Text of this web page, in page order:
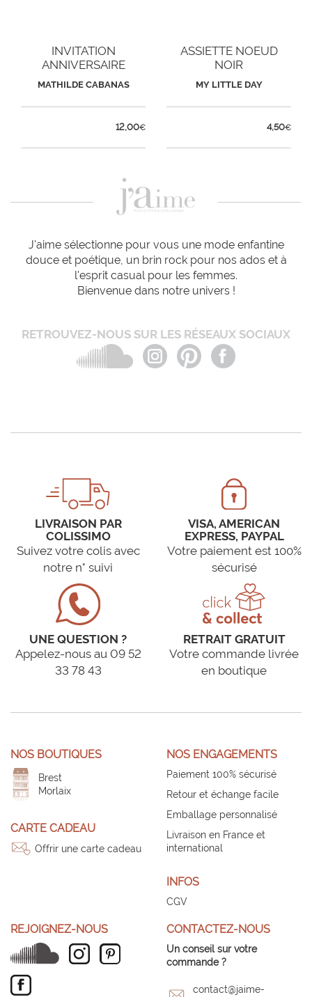
INVITATION
ANNIVERSAIRE
PIRATE X 6
MATHILDE CABANAS
12,00€
ASSIETTE NOEUD
NOIR
MY LITTLE DAY
4,50€
J'aime sélectionne pour vous une mode enfantine
douce et poétique, un brin rock pour nos ados et à
l'esprit casual pour les femmes.
Bienvenue dans notre univers !
RETROUVEZ-NOUS SUR LES RÉSEAUX SOCIAUX
LIVRAISON PAR
COLISSIMO
Suivez votre colis avec
notre n° suivi
VISA, AMERICAN
EXPRESS, PAYPAL
Votre paiement est 100%
sécurisé
UNE QUESTION ?
Appelez-nous au 09 52
33 78 43
RETRAIT GRATUIT
Votre commande livrée
en boutique
NOS BOUTIQUES
Brest
Morlaix
CARTE CADEAU
Offrir une carte cadeau
NOS ENGAGEMENTS
Paiement 100% sécurisé
Retour et échange facile
Emballage personnalisé
Livraison en France et
international
INFOS
CGV
REJOIGNEZ-NOUS CONTACTEZ-NOUS
Un conseil sur votre
commande ?
contact@jaime-